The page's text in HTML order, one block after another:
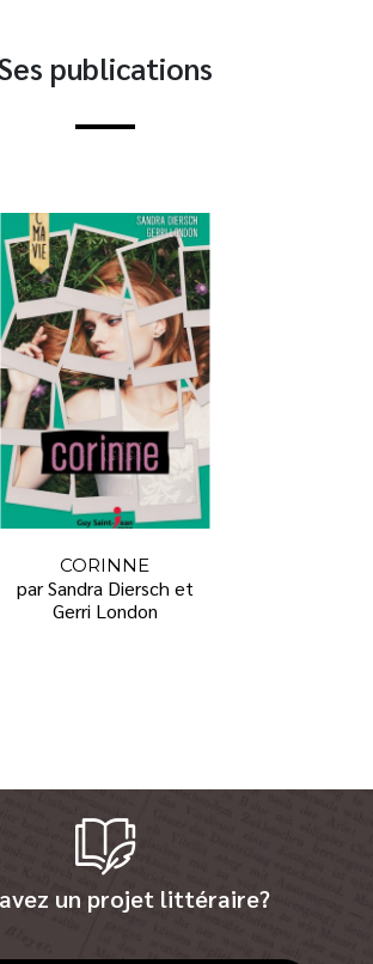
publications
CORINNE
par Sandra Diersch et
Gerri London
un projet littéraire?